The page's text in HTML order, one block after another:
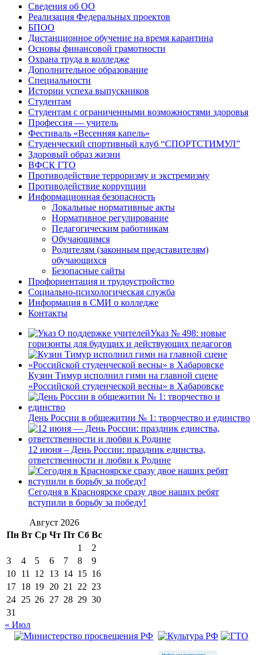
Сведения об ОО
Реализация Федеральных проектов
БПОО
Дистанционное обучение на время карантина
Основы финансовой грамотности
Охрана труда в колледже
Дополнительное образование
Специальности
Истории успеха выпускников
Студентам
Студентам с ограниченными возможностями здоровья
Профессия — учитель
Фестиваль «Весенняя капель»
Студенческий спортивный клуб “СПОРТСТИМУЛ”
Здоровый образ жизни
ВФСК ГТО
Противодействие терроризму и экстремизму
Противодействие коррупции
Информационная безопасность
Локальные нормативные акты
Нормативное регулирование
Педагогическим работникам
Обучающимся
Родителям (законным представителям)
обучающихся
Безопасные сайты
Профориентация и трудоустройство
Социально-психологическая служба
Информация в СМИ о колледже
Контакты
Указ № 498: новые
горизонты для будущих и действующих педагогов
Кузин Тимур исполнил гимн на главной сцене
«Российской студенческой весны» в Хабаровске
День России в общежитии № 1: творчество и единство
12 июня – День России: праздник единства,
ответственности и любви к Родине
Сегодня в Красноярске сразу двое наших ребят
вступили в борьбу за победу!
Август 2026
Пн Вт Ср Чт Пт Сб Вс
1
2
3
4 5 6 7 8
9
10 11 12 13 14 15 16
17 18 19 20 21 22 23
24 25 26 27 28 29 30
31
« Июл